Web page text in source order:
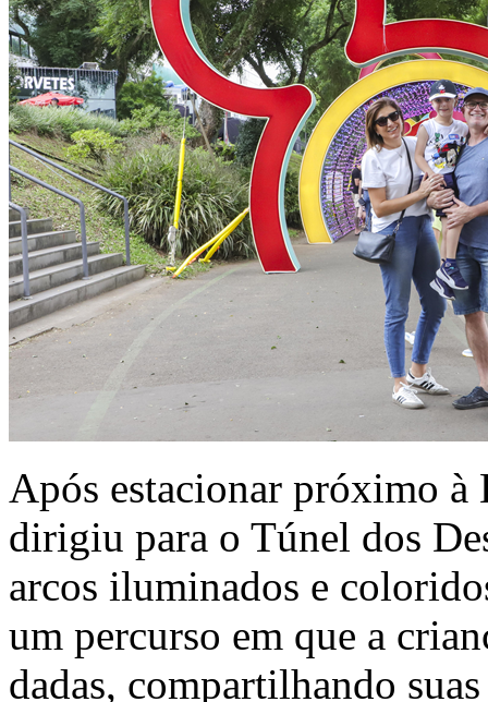
Após estacionar próximo à
dirigiu para o Túnel dos
arcos iluminados e
um percurso em que a
dadas, compartilhando